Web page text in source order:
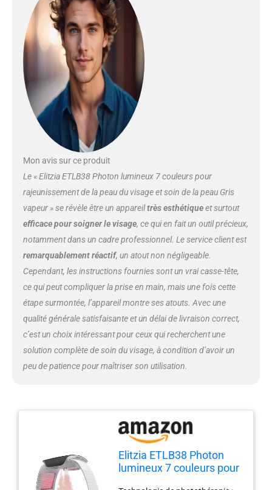
Lumière bleue pour l'élimination
et la prévention de l'acné.
Lumière verte pour l'équilibre des
pigments de couleur, réduction
des ridules, vieillissement
nourrissant la peau. Lumière
jaune pour améliorer l'échange
d'oxygène dans les cellules pour
reconstituer les cellules de la
peau. Lumière violette, double
lumière rouge et bleue pour
améliorer le métabolisme de la
apparence exquise et design
unique, la machine de soins de la
peau est adaptée pour traiter
l'acné, le visage rouge, le signe de
l'élimination des points noirs. Sûr
et efficace : machine de beauté à
ondes lumineuses naturelles,
transmise directement par les
LED dans la peau, ce qui est
l'utilisation. La lumière LED aide
à accélérer la circulation de la
peau pour anti-âge, sans effet
30,5 x 41 cm. Poids brut : 4,35
kg. Un outil de soins de la peau
pour vous, qui peut éclaircir la
pigmentation, décolorer les
Mon avis sur ce produit
Le « Elitzia ETLB38 Photon lumineux 7 couleurs pour
rajeunissement de la peau du visage et soin de la peau Gris
vapeur » se révèle être un appareiltrès esthétiqueet surtout
efficace pour soigner le visage, ce qui en fait un outil précieux,
notamment dans un cadre professionnel. Le service client est
remarquablement réactif, un atout non négligeable.
Cependant, les instructions fournies sont un vrai casse-tête,
ce qui peut compliquer la prise en main, mais une fois cette
étape surmontée, l’appareil montre ses atouts. Avec une
qualité générale satisfaisante et un délai de livraison correct,
c’est un choix intéressant pour ceux qui recherchent une
solution complète de soin du visage, à condition d’avoir un
peu de patience pour maîtriser son utilisation.
Elitzia ETLB38 Photon
lumineux 7 couleurs pour